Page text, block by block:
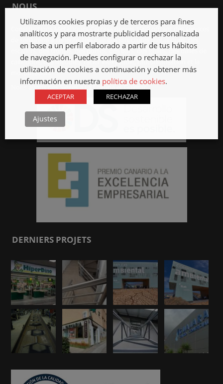
NOUS
Constructions Métalliques Cercasa depuis 1969 offrant des services
de serrurerie à Tenerife, tels que des structures métalliques, des
escaliers, des tronjas, des portes, des bars, des grilles, des dalles de
caillebotis, des meubles, l’acier inoxydable, l’automatisation et la
motorisation.
Nous avons des Sièges à La Laguna et Güímar.
DERNIERS PROJETS
Utilizamos cookies propias y de terceros para fines
analíticos y para mostrarte publicidad personalizada
en base a un perfil elaborado a partir de tus hábitos
de navegación. Puedes configurar o rechazar la
utilización de cookies a continuación y obtener más
información en nuestra política de cookies.
ACEPTAR RECHAZAR
Ajustes